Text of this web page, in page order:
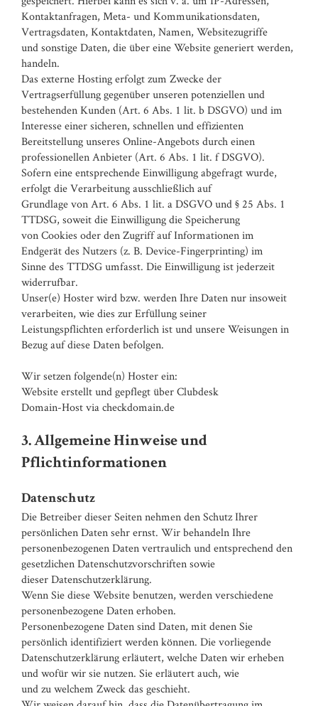
Kontaktanfragen, Meta- und Kommunikationsdaten,
Vertragsdaten, Kontaktdaten, Namen, Websitezugriffe
und sonstige Daten, die über eine Website generiert werden,
handeln.
Das externe Hosting erfolgt zum Zwecke der
Vertragserfüllung gegenüber unseren potenziellen und
bestehenden Kunden (Art. 6 Abs. 1 lit. b DSGVO) und im
Interesse einer sicheren, schnellen und effizienten
Bereitstellung unseres Online-Angebots durch einen
professionellen Anbieter (Art. 6 Abs. 1 lit. f DSGVO).
Sofern eine entsprechende Einwilligung abgefragt wurde,
erfolgt die Verarbeitung ausschließlich auf
Grundlage von Art. 6 Abs. 1 lit. a DSGVO und § 25 Abs. 1
TTDSG, soweit die Einwilligung die Speicherung
von Cookies oder den Zugriff auf Informationen im
Endgerät des Nutzers (z. B. Device-Fingerprinting) im
Sinne des TTDSG umfasst. Die Einwilligung ist jederzeit
widerrufbar.
Unser(e) Hoster wird bzw. werden Ihre Daten nur insoweit
verarbeiten, wie dies zur Erfüllung seiner
Leistungspflichten erforderlich ist und unsere Weisungen in
Bezug auf diese Daten befolgen.
Wir setzen folgende(n) Hoster ein:
Website erstellt und gepflegt über Clubdesk
Domain-Host via checkdomain.de
3. Allgemeine Hinweise und
Pflichtinformationen
Datenschutz
Die Betreiber dieser Seiten nehmen den Schutz Ihrer
persönlichen Daten sehr ernst. Wir behandeln Ihre
personenbezogenen Daten vertraulich und entsprechend den
gesetzlichen Datenschutzvorschriften sowie
dieser Datenschutzerklärung.
Wenn Sie diese Website benutzen, werden verschiedene
personenbezogene Daten erhoben.
Personenbezogene Daten sind Daten, mit denen Sie
persönlich identifiziert werden können. Die vorliegende
Datenschutzerklärung erläutert, welche Daten wir erheben
und wofür wir sie nutzen. Sie erläutert auch, wie
und zu welchem Zweck das geschieht.